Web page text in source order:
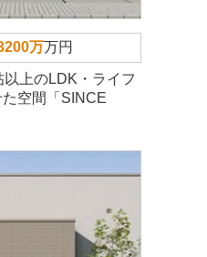
万万円
上のLDK・ライフ
た空間「SINCE